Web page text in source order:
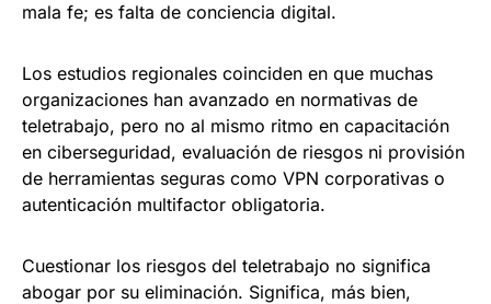
mala fe; es falta de conciencia digital.
Los estudios regionales coinciden en que muchas
organizaciones han avanzado en normativas de
teletrabajo, pero no al mismo ritmo en capacitación
en ciberseguridad, evaluación de riesgos ni provisión
de herramientas seguras como VPN corporativas o
autenticación multifactor obligatoria.
Cuestionar los riesgos del teletrabajo no significa
abogar por su eliminación. Significa, más bien,